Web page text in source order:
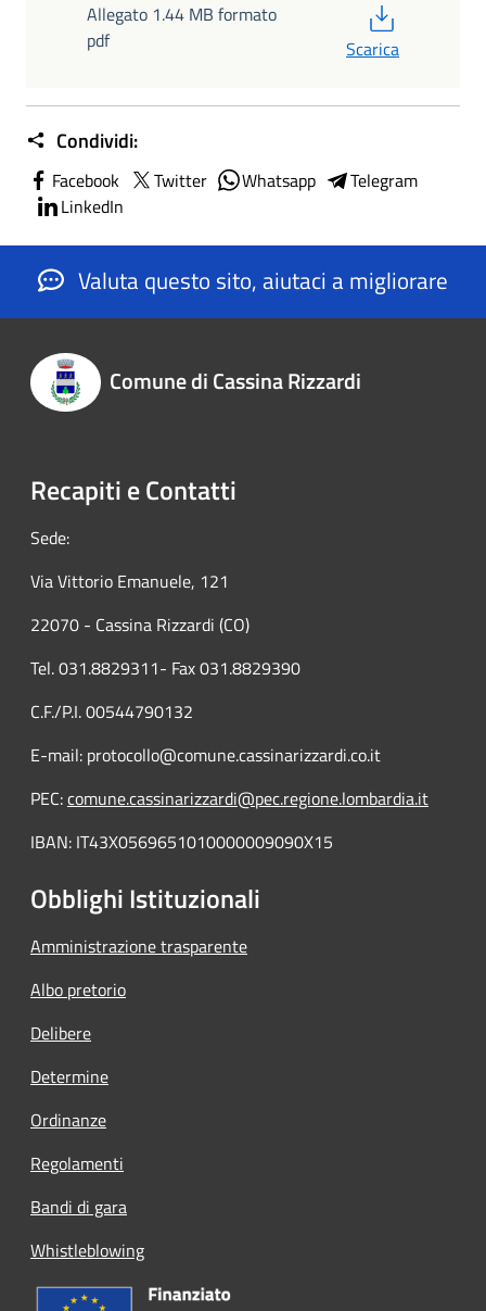
Allegato 1.44 MB formato
pdf
Scarica
Condividi:
Facebook Twitter Whatsapp
Telegram
LinkedIn
Valuta questo sito, aiutaci a migliorare
Comune di Cassina Rizzardi
Recapiti e Contatti
Sede:
Via Vittorio Emanuele, 121
22070 - Cassina Rizzardi (CO)
Tel. 031.8829311- Fax 031.8829390
C.F./P.I. 00544790132
E-mail: protocollo@comune.cassinarizzardi.co.it
PEC:comune.cassinarizzardi@pec.regione.lombardia.it
IBAN: IT43X0569651010000009090X15
Obblighi Istituzionali
Amministrazione trasparente
Albo pretorio
Delibere
Determine
Ordinanze
Regolamenti
Bandi di gara
Whistleblowing